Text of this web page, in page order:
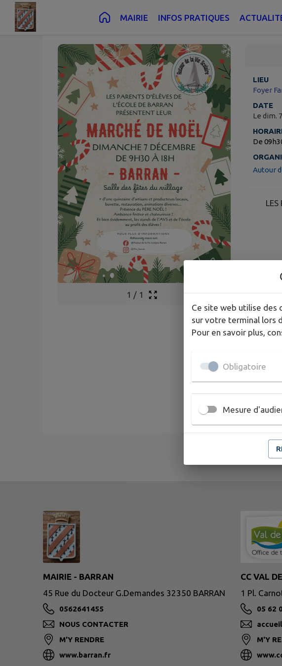
Contenu Recherche Pied de page
MAIRIE INFOS PRATIQUES
07
1 / 1
LIEU
Foyer
DATE
Le dim.
De
Autour
LES
MAIRIE - BARRAN
45 Rue du Docteur G.Demandes 32350 BARRAN
0562641455
NOUS CONTACTER
M'Y RENDRE
www.barran.fr
CC VAL
1 Pl.
05 62
M'Y
Ce site web utilise des
sur votre terminal lors
Pour en savoir plus,
Obligatoire
Mesure